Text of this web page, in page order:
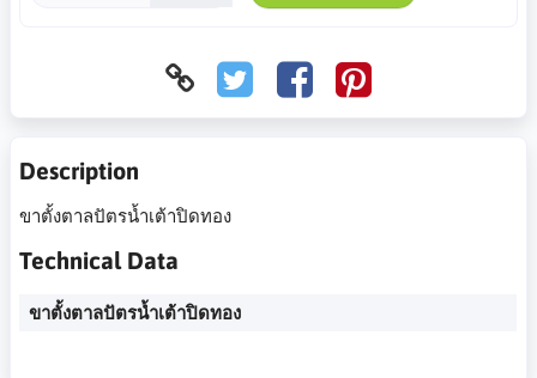
Description
ขาตั้งตาลปัตรน้ำเต้าปิดทอง
Technical Data
ขาตั้งตาลปัตรน้ำเต้าปิดทอง